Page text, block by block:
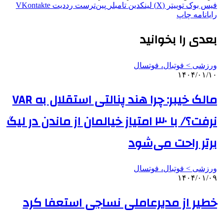
فیس بوک توییتر (X) لینکدین ‫تامبلر ‫پین‌ترست ‫رددیت ‫VKontakte
رایانامه چاپ
بعدی را بخوانید
ورزشی > فوتبال، فوتسال
۱۴۰۴/۰۱/۱۰
مالک خیبر: چرا هند پنالتی استقلال به VAR
نرفت؟/ با ۳۰ امتیاز خیالمان از ماندن در لیگ
برتر راحت می‌شود
ورزشی > فوتبال، فوتسال
۱۴۰۴/۰۱/۰۹
خطیر از مدیرعاملی نساجی استعفا کرد